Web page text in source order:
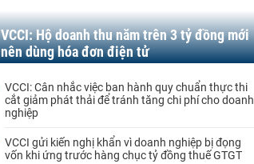
VCCI: Hộ doanh thu năm trên 3 tỷ đồng mới
nên dùng hóa đơn điện tử
VCCI: Cân nhắc việc ban hành quy chuẩn thực thi
cắt giảm phát thải để tránh tăng chi phí cho doanh
nghiệp
VCCI gửi kiến nghị khẩn vì doanh nghiệp bị đọng
vốn khi ứng trước hàng chục tỷ đồng thuế GTGT